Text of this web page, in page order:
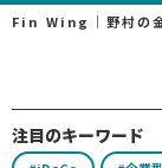
Fin Wing｜野村の
注目のキーワード